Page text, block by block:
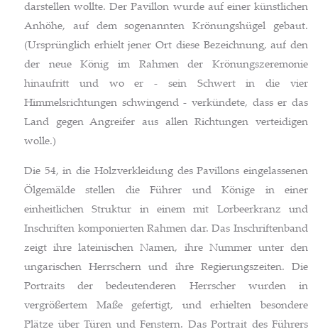
darstellen wollte. Der Pavillon wurde auf einer künstlichen
Anhöhe, auf dem sogenannten Krönungshügel gebaut.
(Ursprünglich erhielt jener Ort diese Bezeichnung, auf den
der neue König im Rahmen der Krönungszeremonie
hinaufritt und wo er - sein Schwert in die vier
Himmelsrichtungen schwingend - verkündete, dass er das
Land gegen Angreifer aus allen Richtungen verteidigen
wolle.)
Die 54, in die Holzverkleidung des Pavillons eingelassenen
Ölgemälde stellen die Führer und Könige in einer
einheitlichen Struktur in einem mit Lorbeerkranz und
Inschriften komponierten Rahmen dar. Das Inschriftenband
zeigt ihre lateinischen Namen, ihre Nummer unter den
ungarischen Herrschern und ihre Regierungszeiten. Die
Portraits der bedeutenderen Herrscher wurden in
vergrößertem Maße gefertigt, und erhielten besondere
Plätze über Türen und Fenstern. Das Portrait des Führers